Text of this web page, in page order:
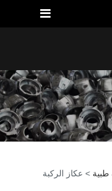
طبية > عكاز الركبة